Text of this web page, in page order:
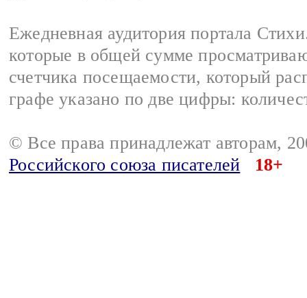
Ежедневная аудитория портала
которые в общей сумме
счетчика посещаемости, который
графе указано по две цифры:
© Все права принадлежат авторам,
Российского союза писателей
18+